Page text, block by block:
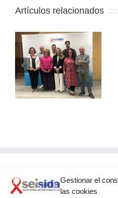
Gestionar el
las cookies
Artículos relacionados
Becas Fundación
SEISIDA – ViiV
Healthcare
SEISIDA
Glorieta de Quevedo, 9 – 5º